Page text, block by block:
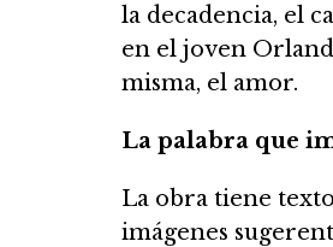
la decadencia, el
en el joven
misma, el amor.
La palabra que
La obra tiene
imágenes